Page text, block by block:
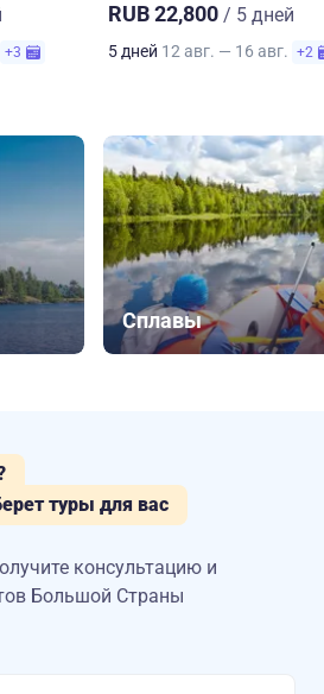
+3
RUB 22,800 / 5 дней
5 дней 12 авг. — 16 авг. +2
Сплавы
туры для вас
консультацию и
Большой Страны